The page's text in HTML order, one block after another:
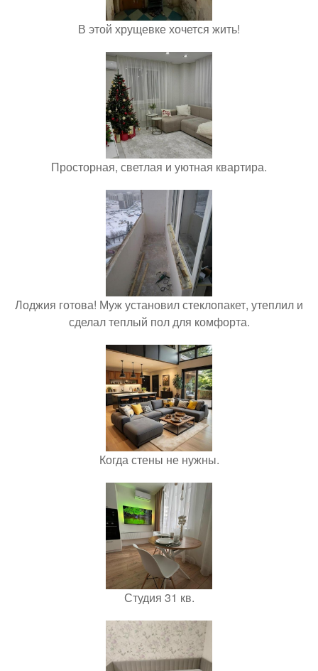
В этой хрущевке хочется жить!
Просторная, светлая и уютная квартира.
Лоджия готова! Муж установил стеклопакет, утеплил и
сделал теплый пол для комфорта.
Когда стены не нужны.
Студия 31 кв.